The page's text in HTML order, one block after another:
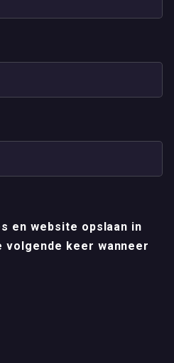
en website opslaan in
volgende keer wanneer